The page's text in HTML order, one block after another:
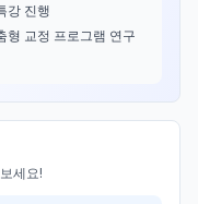
강 진행
형 교정 프로그램 연구
세요!